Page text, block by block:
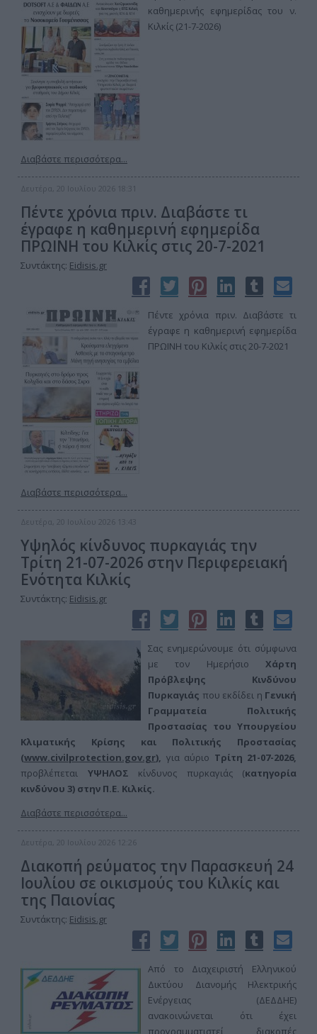
καθημερινής εφημερίδας του ν.
Κιλκίς (21-7-2026)
Διαβάστε περισσότερα...
Δευτέρα, 20 Ιουλίου 2026 18:31
Πέντε χρόνια πριν. Διαβάστε τι
έγραφε η καθημερινή εφημερίδα
ΠΡΩΙΝΗ του Κιλκίς στις 20-7-2021
Συντάκτης: Eidisis.gr
Πέντε χρόνια πριν. Διαβάστε τι
έγραφε η καθημερινή εφημερίδα
ΠΡΩΙΝΗ του Κιλκίς στις 20-7-2021
Διαβάστε περισσότερα...
Δευτέρα, 20 Ιουλίου 2026 13:43
Υψηλός κίνδυνος πυρκαγιάς την
Τρίτη 21-07-2026 στην Περιφερειακή
Ενότητα Κιλκίς
Συντάκτης: Eidisis.gr
Σας ενημερώνουμε ότι σύμφωνα
με τον Ημερήσιο Χάρτη
Πρόβλεψης Κινδύνου
Πυρκαγιάς που εκδίδει η Γενική
Γραμματεία Πολιτικής
Προστασίας του Υπουργείου
Κλιματικής Κρίσης και Πολιτικής Προστασίας
(www.civilprotection.gov.gr), για αύριο Τρίτη 21-07-2026,
προβλέπεται ΥΨΗΛΟΣ κίνδυνος πυρκαγιάς (κατηγορία
κινδύνου 3) στην Π.Ε. Κιλκίς.
Διαβάστε περισσότερα...
Δευτέρα, 20 Ιουλίου 2026 12:26
Διακοπή ρεύματος την Παρασκευή 24
Ιουλίου σε οικισμούς του Κιλκίς και
της Παιονίας
Συντάκτης: Eidisis.gr
Από το Διαχειριστή Ελληνικού
Δικτύου Διανομής Ηλεκτρικής
Ενέργειας (ΔΕΔΔΗΕ)
ανακοινώνεται ότι έχει
προγραμματιστεί διακοπές